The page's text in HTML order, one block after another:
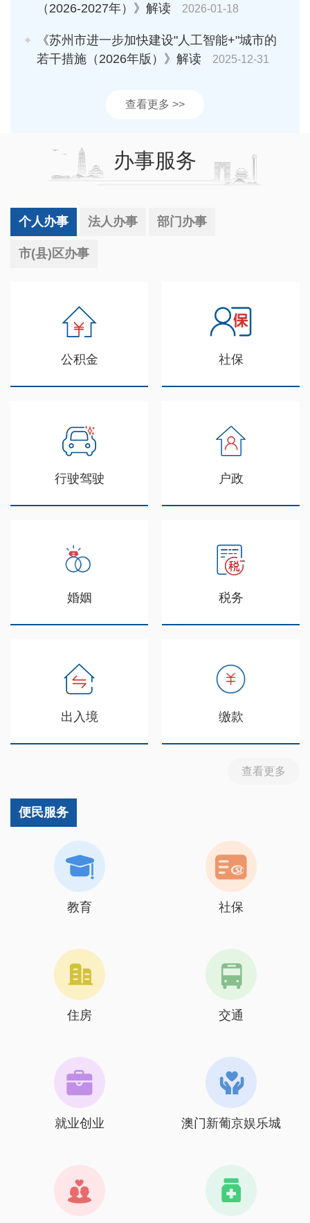
（2026-2027年）》解读
2026-01-18
《苏州市进一步加快建设"人工智能+"城市的
若干措施（2026年版）》解读
2025-12-31
查看更多 >>
办事服务
个人办事 法人办事 部门办事
市(县)区办事
公积金 社保
行驶驾驶 户政
婚姻 税务
出入境 缴款
查看更多
便民服务
教育 社保
住房 交通
就业创业 澳门新葡京娱乐城